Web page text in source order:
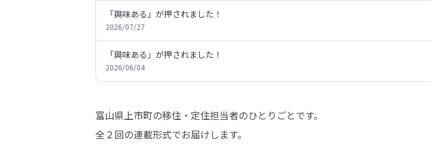
「興味ある」が押されました！
2026/07/27
「興味ある」が押されました！
2026/06/04
富山県上市町の移住・定住担当者のひとりごとです。
全２回の連載形式でお届けします。